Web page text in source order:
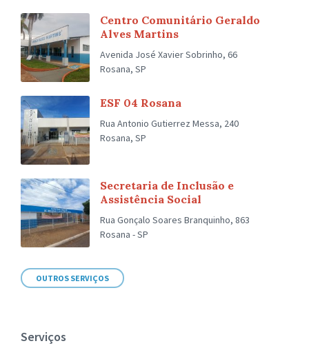
Centro Comunitário Geraldo
Alves Martins
Avenida José Xavier Sobrinho, 66
Rosana, SP
ESF 04 Rosana
Rua Antonio Gutierrez Messa, 240
Rosana, SP
Secretaria de Inclusão e
Assistência Social
Rua Gonçalo Soares Branquinho, 863
Rosana - SP
OUTROS SERVIÇOS
Serviços